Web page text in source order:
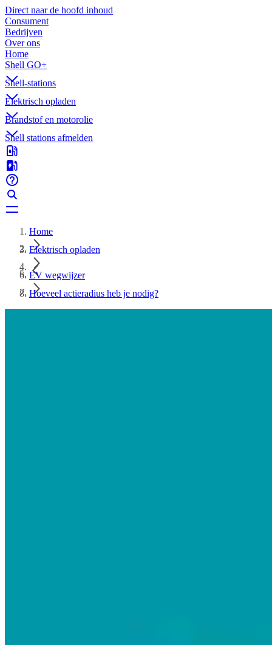
Direct naar de hoofd inhoud
Consument
Bedrijven
Over ons
Home
Shell GO+
Shell-stations
Elektrisch opladen
Brandstof en motorolie
Shell stations afmelden
Home
Elektrisch opladen
EV wegwijzer
Hoeveel actieradius heb je nodig?